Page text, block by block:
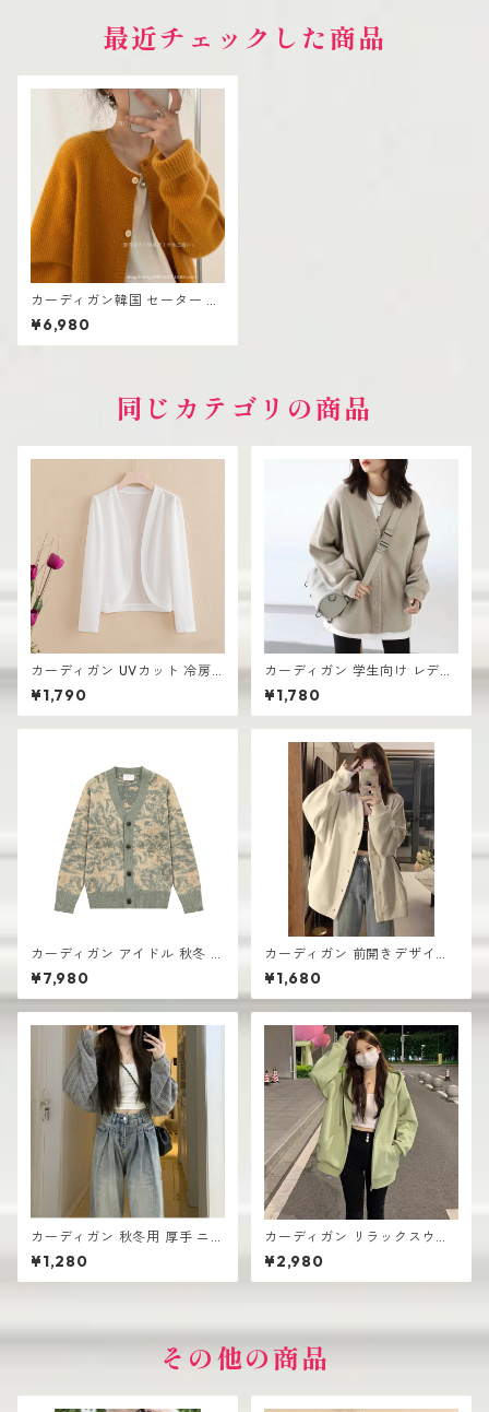
最近チェックした商品
カーディガン韓国 セーター 丸
首セーター 秋冬 カシミヤ ゆっ
たり
¥6,980
同じカテゴリの商品
カーディガン UVカット 冷房
対策 ルームウェア レディース
シアー素材 羽織り ゆったり
¥1,790
カーディガン 学生向け レディ
ース 無地デザイン 高見え おし
ゃれ vネック
¥1,780
カーディガン アイドル 秋冬 新
作 おしゃれな ニット vネック
シングルボタン
¥7,980
カーディガン 前開きデザイン
厚手 レディース ゆったりシル
エット
¥1,680
カーディガン 秋冬用 厚手 ニッ
ト生地 レディース 羽織り シン
プル おしゃれ
¥1,280
カーディガン リラックスウェ
ア ゆったりシルエット レディ
ース 厚手 無地デザイン
¥2,980
その他の商品